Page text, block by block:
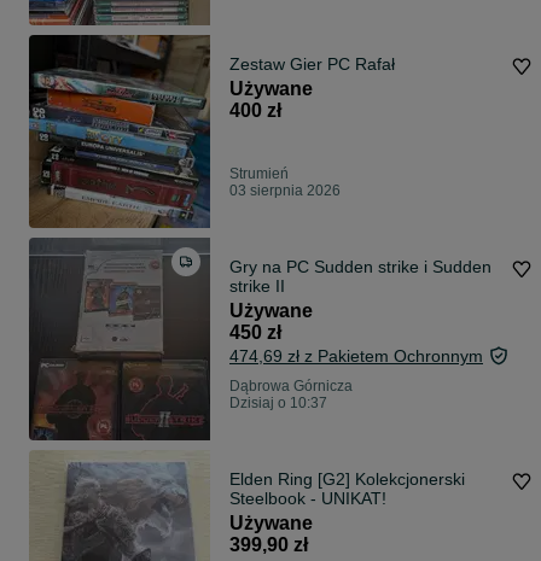
Zestaw Gier PC Rafał
Używane
400 zł
Strumień
03 sierpnia 2026
Gry na PC Sudden strike i Sudden
strike II
Używane
450 zł
474,69 zł z Pakietem Ochronnym
Dąbrowa Górnicza
Dzisiaj o 10:37
Elden Ring [G2] Kolekcjonerski
Steelbook - UNIKAT!
Używane
399,90 zł